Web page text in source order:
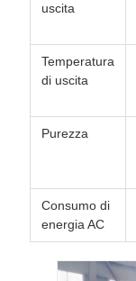
uscita
Temperatura
di uscita
Purezza
Consumo di
energia AC